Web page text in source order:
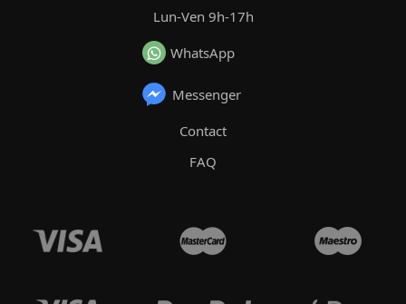
Lun-Ven 9h-17h
WhatsApp
Messenger
Contact
FAQ